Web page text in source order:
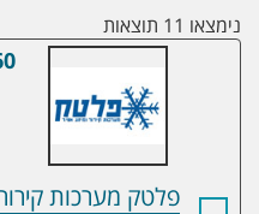
נימצאו 11 תוצאות
פלטק
פלטק מערכות קירור